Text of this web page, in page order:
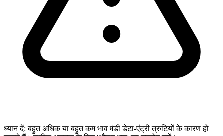
ध्यान दें: बहुत अधिक या बहुत कम भाव मंडी डेटा-एंट्री त्रुटियों के कारण हो